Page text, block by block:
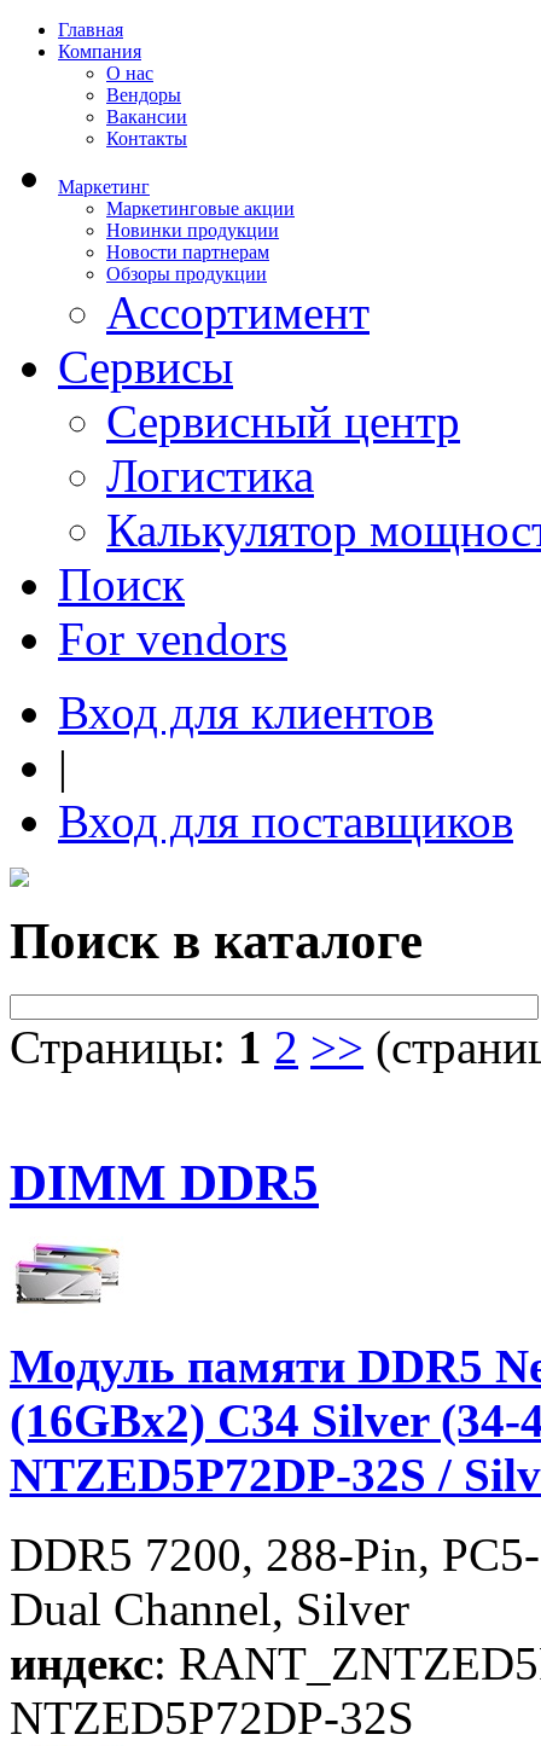
Главная
Компания
О нас
Вендоры
Вакансии
Контакты
Маркетинг
Маркетинговые акции
Новинки продукции
Новости партнерам
Обзоры продукции
Ассортимент
Сервисы
Сервисный центр
Логистика
Калькулятор
Поиск
For vendors
Вход для клиентов
|
Вход для поставщиков
Поиск в каталоге
Страницы: 1 2 >>
DIMM DDR5
Модуль памяти DDR5
(16GBx2) C34 Silver (34-
NTZED5P72DP-32S /
DDR5 7200, 288-Pin,
Dual Channel, Silver
индекс:
NTZED5P72DP-32S